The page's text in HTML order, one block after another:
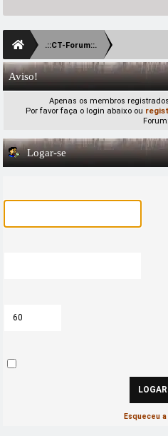
.::CT-Forum::.
Aviso!
Apenas os membros
Por favor faça o login abaixo ou
Logar-se
Esqueceu